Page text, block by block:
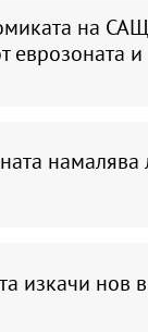
на
еврозоната и
намалява
изкачи нов